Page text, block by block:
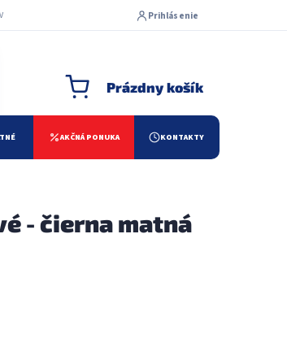
Prihlásenie
NÁKUPNÝ KOŠÍK
Prázdny košík
AKČNÁ PONUKA KONTAKTY
- čierna matná